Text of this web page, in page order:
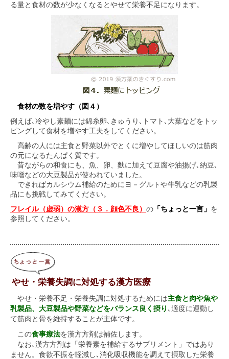
る量と食材の数が少なくなるとやせて栄養不足になります。
食材の数を増やす（図４）
例えば､冷やし素麺には錦糸卵､きゅうり､トマト､大葉などをトッ
ピングして食材を増やす工夫をしてください。
高齢の人には主食と野菜以外でとくに増やしてほしいのは筋肉
の元になるたんぱく質です。
昔ながらの和食にも、魚、卵、麩に加えて豆腐や油揚げ､納豆､
味噌などの大豆製品が使われていました。
できればカルシウム補給のためにヨ－グルトや牛乳などの乳製
品にも挑戦してみてください。
フレイル（虚弱）の漢方（３．顔色不良） の 「ちょっと一言」 を
参照してください。
やせ・栄養失調に対処する漢方医療
やせ・栄養不足・栄養失調に対処するためには主食と肉や魚や
乳製品、大豆製品や野菜などをバランス良く摂り ､適度に運動し
て筋肉と骨を維持することが主体です。
この食事療法を漢方方剤は補佐します。
なお､漢方方剤は「栄養素を補給するサプリメント」ではあり
ません。食欲不振を軽減し､消化吸収機能を調えて摂取した栄養